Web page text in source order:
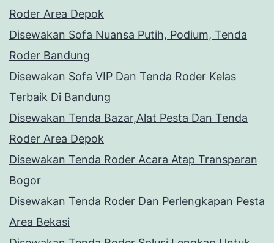
Roder Area Depok
Disewakan Sofa Nuansa Putih, Podium, Tenda
Roder Bandung
Disewakan Sofa VIP Dan Tenda Roder Kelas
Terbaik Di Bandung
Disewakan Tenda Bazar,Alat Pesta Dan Tenda
Roder Area Depok
Disewakan Tenda Roder Acara Atap Transparan
Bogor
Disewakan Tenda Roder Dan Perlengkapan Pesta
Area Bekasi